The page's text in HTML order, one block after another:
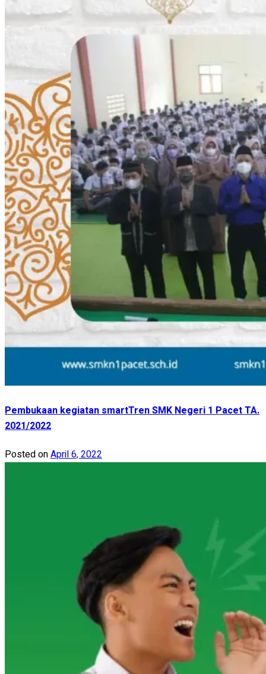
Pembukaan kegiatan smartTren SMK Negeri 1 Pacet TA.
2021/2022
Posted onApril 6, 2022